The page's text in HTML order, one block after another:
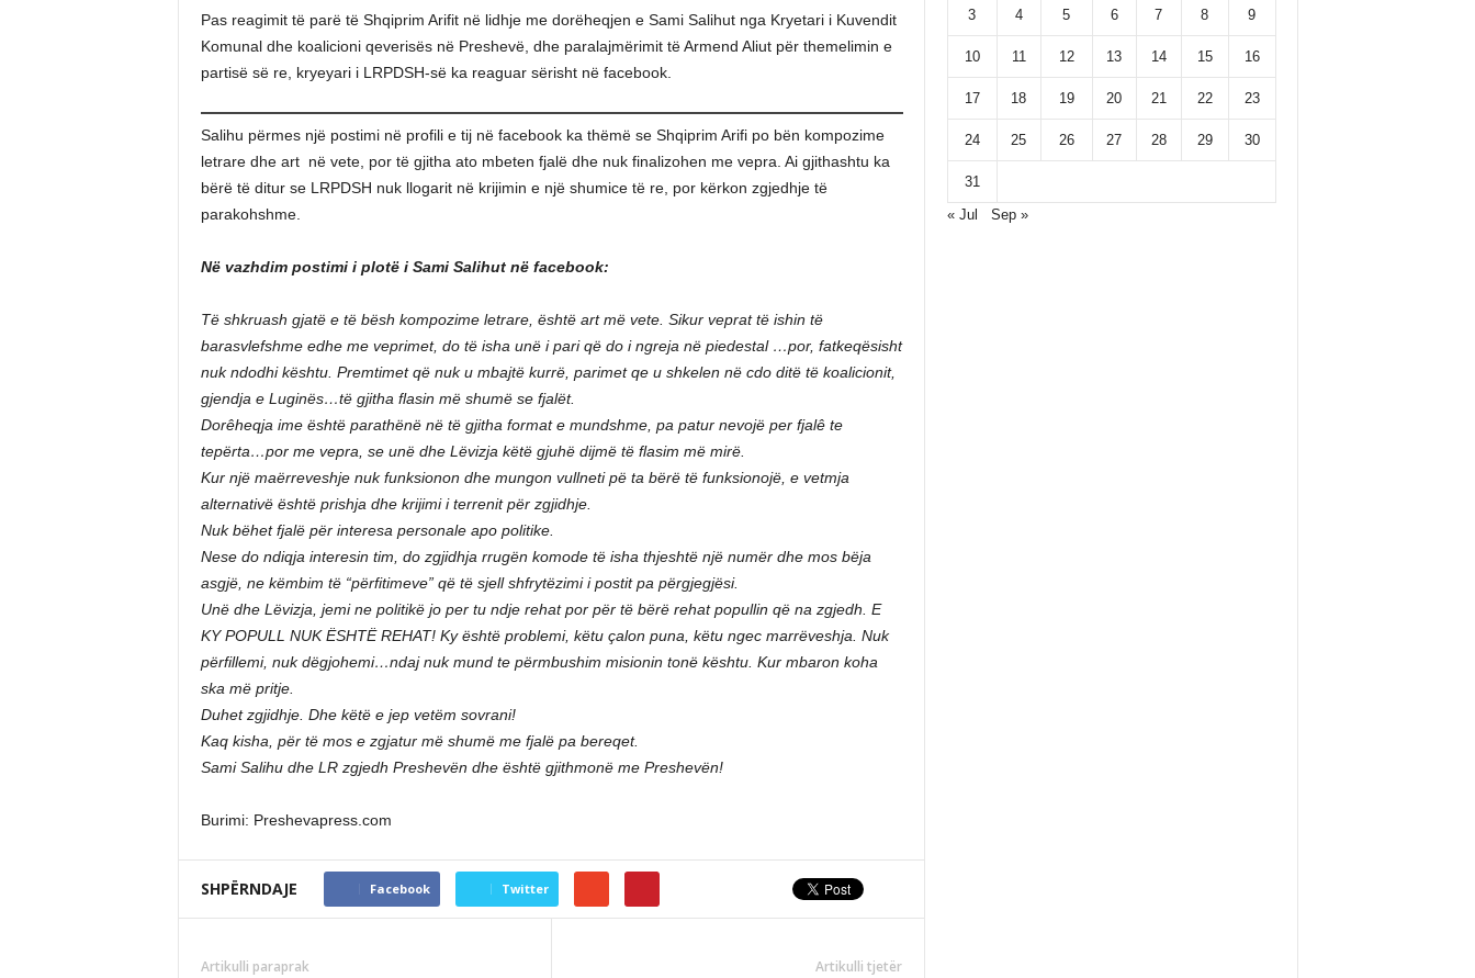
Pas reagimit të parë të Shqiprim Arifit në lidhje me dorëheqjen e Sami Salihut nga Kryetari i Kuvendit
Komunal dhe koalicioni qeverisës në Preshevë, dhe paralajmërimit të Armend Aliut për themelimin e
partisë së re, kryeyari i LRPDSH-së ka reaguar sërisht në facebook.
Salihu përmes një postimi në profili e tij në facebook ka thëmë se Shqiprim Arifi po bën kompozime
letrare dhe art në vete, por të gjitha ato mbeten fjalë dhe nuk finalizohen me vepra. Ai gjithashtu ka
bërë të ditur se LRPDSH nuk llogarit në krijimin e një shumice të re, por kërkon zgjedhje të
parakohshme.
Në vazhdim postimi i plotë i Sami Salihut në facebook:
Të shkruash gjatë e të bësh kompozime letrare, është art më vete. Sikur veprat të ishin të
barasvlefshme edhe me veprimet, do të isha unë i pari që do i ngreja në piedestal …por, fatkeqësisht
nuk ndodhi kështu. Premtimet që nuk u mbajtë kurrë, parimet qe u shkelen në cdo ditë të koalicionit,
gjendja e Luginës…të gjitha flasin më shumë se fjalët.
Dorêheqja ime është parathënë në të gjitha format e mundshme, pa patur nevojë per fjalê te
tepërta…por me vepra, se unë dhe Lëvizja këtë gjuhë dijmë të flasim më mirë.
Kur një maërreveshje nuk funksionon dhe mungon vullneti pë ta bërë të funksionojë, e vetmja
alternativë është prishja dhe krijimi i terrenit për zgjidhje.
Nuk bëhet fjalë për interesa personale apo politike.
Nese do ndiqja interesin tim, do zgjidhja rrugën komode të isha thjeshtë një numër dhe mos bëja
asgjë, ne këmbim të “përfitimeve” që të sjell shfrytëzimi i postit pa përgjegjësi.
Unë dhe Lëvizja, jemi ne politikë jo per tu ndje rehat por për të bërë rehat popullin që na zgjedh. E
KY POPULL NUK ËSHTË REHAT! Ky është problemi, këtu çalon puna, këtu ngec marrëveshja. Nuk
përfillemi, nuk dëgjohemi…ndaj nuk mund te përmbushim misionin tonë kështu. Kur mbaron koha
ska më pritje.
Duhet zgjidhje. Dhe këtë e jep vetëm sovrani!
Kaq kisha, për të mos e zgjatur më shumë me fjalë pa bereqet.
Sami Salihu dhe LR zgjedh Preshevën dhe është gjithmonë me Preshevën!
Burimi: Preshevapress.com
SHPËRNDAJE Facebook Twitter
Artikulli paraprak Artikulli tjetër
3 4 5 6 7 8 9
10 11 12 13 14 15 16
17 18 19 20 21 22 23
24 25 26 27 28 29 30
31
« Jul
Sep »